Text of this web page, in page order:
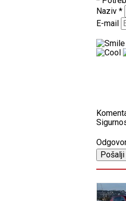
Naziv *
E-mail